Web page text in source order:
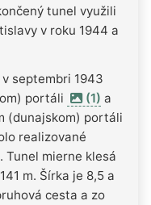
tunel využili
v roku 1944 a
septembri 1943
portáli
(1) a
(dunajskom) portáli
realizované
Tunel mierne klesá
m. Šírka je 8,5 a
cesta a zo